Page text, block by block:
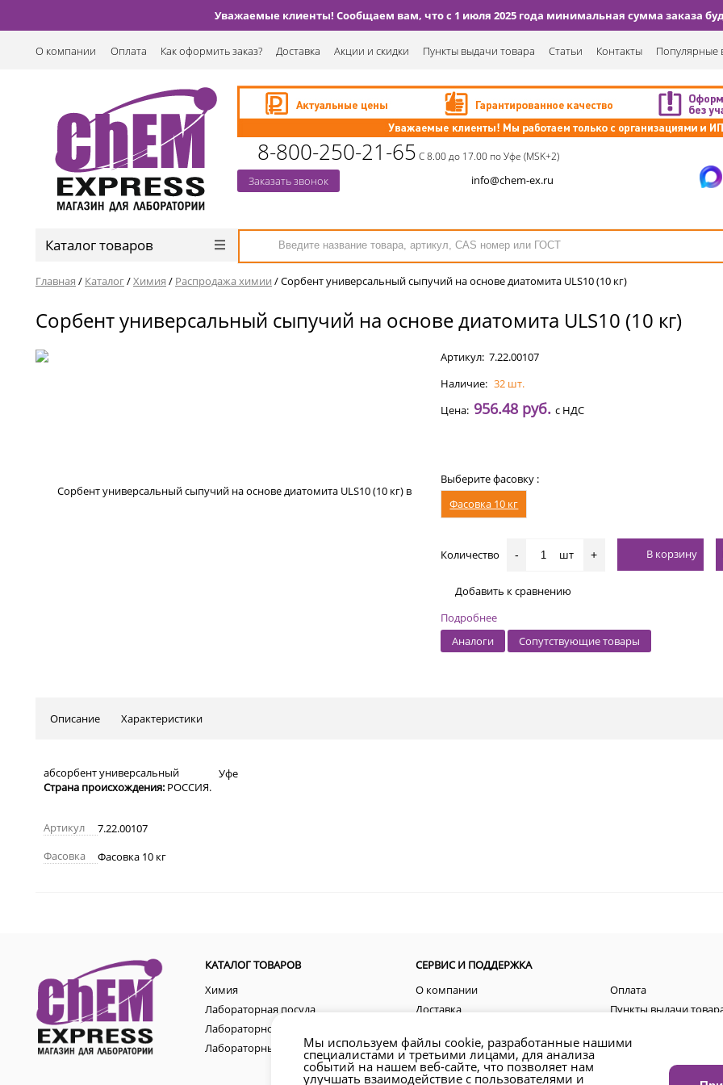
Уважаемые клиенты! Сообщаем вам, что с 1 июля 2025 года минимальная сумма заказа
О компании Оплата Как оформить заказ? Доставка Акции и скидки Пункты выдачи товара Статьи Контакты Популярные
8-800-250-21-65 С 8.00 до 17.00 по Уфе (MSK+2)
Заказать звонок info@chem-ex.ru
Каталог товаров
Главная / Каталог/Химия / Распродажа химии /Сорбент универсальный сыпучий на основе диатомита ULS10 (10 кг)
Сорбент универсальный сыпучий на основе диатомита ULS10 (10 кг)
Артикул:7.22.00107
Наличие: 32 шт.
Цена: 956.48 руб.с НДС
Выберите фасовку :
Фасовка 10 кг
Количество - шт + В корзину
Добавить к сравнению
Подробнее
Аналоги
Сопутствующие товары
Описание Характеристики
абсорбент универсальный
Страна происхождения: РОССИЯ.
Артикул
7.22.00107
Фасовка
Фасовка 10 кг
КАТАЛОГ ТОВАРОВ
Химия
Лабораторная посуда
Лабораторное оборудование
Лабораторные аксессуары
СЕРВИС И ПОДДЕРЖКА
О компании
Оплата
Доставка
Пункты выдачи
Контакты
Как оформить заказ?
Возврат товара и денежных средств
Региональные
Мы используем файлы cookie, разработанные нашими
специалистами и третьими лицами, для анализа
событий на нашем веб-сайте, что позволяет нам
улучшать взаимодействие с пользователями и